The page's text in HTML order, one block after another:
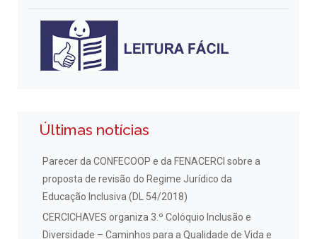
Últimas notícias
Parecer da CONFECOOP e da FENACERCI sobre a
proposta de revisão do Regime Jurídico da
Educação Inclusiva (DL 54/2018)
CERCICHAVES organiza 3.º Colóquio Inclusão e
Diversidade – Caminhos para a Qualidade de Vida e